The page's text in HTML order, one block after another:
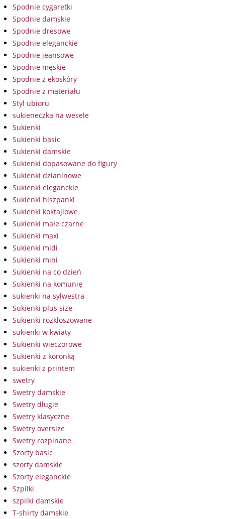
Spodnie cygaretki
Spodnie damskie
Spodnie dresowe
Spodnie eleganckie
Spodnie jeansowe
Spodnie męskie
Spodnie z ekoskóry
Spodnie z materiału
Styl ubioru
sukieneczka na wesele
Sukienki
Sukienki basic
Sukienki damskie
Sukienki dopasowane do figury
Sukienki dzianinowe
Sukienki eleganckie
Sukienki hiszpanki
Sukienki koktajlowe
Sukienki małe czarne
Sukienki maxi
Sukienki midi
Sukienki mini
Sukienki na co dzień
Sukienki na komunię
sukienki na sylwestra
Sukienki plus size
Sukienki rozkloszowane
sukienki w kwiaty
Sukienki wieczorowe
Sukienki z koronką
sukienki z printem
swetry
Swetry damskie
Swetry długie
Swetry klasyczne
Swetry oversize
Swetry rozpinane
Szorty basic
szorty damskie
Szorty eleganckie
Szpilki
szpilki damskie
T-shirty damskie